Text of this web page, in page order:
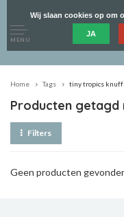
MENU
Home Tags tiny tropics
Producten
Filters
Geen producten
Wij slaan cookies op om
JA